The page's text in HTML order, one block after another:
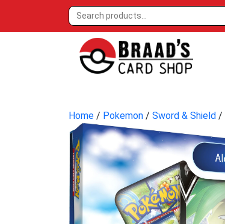
Home / Pokemon / Sword & Shield /